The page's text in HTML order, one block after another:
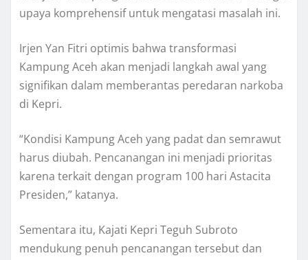
upaya komprehensif untuk mengatasi masalah ini.
Irjen Yan Fitri optimis bahwa transformasi
Kampung Aceh akan menjadi langkah awal yang
signifikan dalam memberantas peredaran narkoba
di Kepri.
“Kondisi Kampung Aceh yang padat dan semrawut
harus diubah. Pencanangan ini menjadi prioritas
karena terkait dengan program 100 hari Astacita
Presiden,” katanya.
Sementara itu, Kajati Kepri Teguh Subroto
mendukung penuh pencanangan tersebut dan